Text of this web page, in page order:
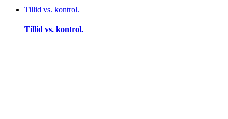
Tillid vs. kontrol.
Tillid vs. kontrol.